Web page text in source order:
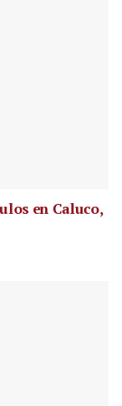
en Caluco,